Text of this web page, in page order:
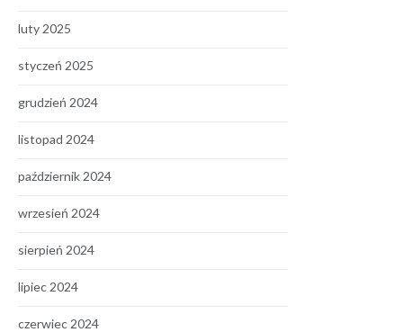
luty 2025
styczeń 2025
grudzień 2024
listopad 2024
październik 2024
wrzesień 2024
sierpień 2024
lipiec 2024
czerwiec 2024